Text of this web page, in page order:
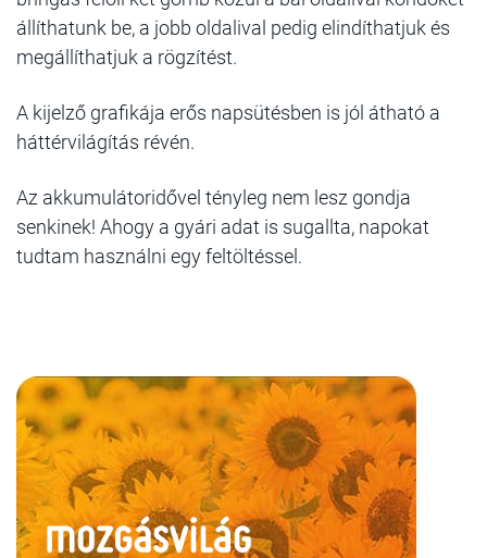
állíthatunk be, a jobb oldalival pedig elindíthatjuk és
megállíthatjuk a rögzítést.
A kijelző grafikája erős napsütésben is jól átható a
háttérvilágítás révén.
Az akkumulátoridővel tényleg nem lesz gondja
senkinek! Ahogy a gyári adat is sugallta, napokat
tudtam használni egy feltöltéssel.